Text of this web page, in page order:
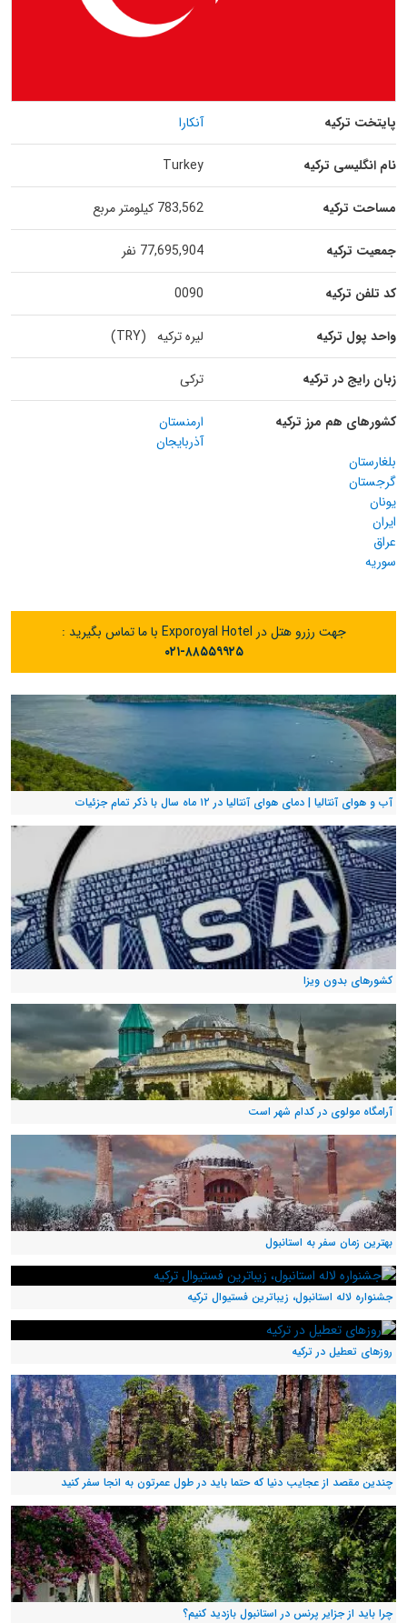
پایتخت ترکیه آنکارا
نام انگلیسی ترکیه Turkey
مساحت ترکیه 783,562 کیلومتر مربع
جمعیت ترکیه 77,695,904 نفر
کد تلفن ترکیه 0090
واحد پول ترکیه لیره ترکیه (TRY)
زبان رایج در ترکیه ترکی
کشورهای هم مرز ترکیه
ارمنستان
آذربایجان
بلغارستان
گرجستان
یونان
ایران
عراق
سوریه
جهت رزرو هتل در Exporoyal Hotel با ما تماس بگیرید :
۰۲۱-۸۸۵۵۹۹۲۵
آب و هوای آنتالیا | دمای هوای آنتالیا در ۱۲ ماه سال با ذکر تمام جزئیات
کشورهای بدون ویزا
آرامگاه مولوی در کدام شهر است
بهترین زمان سفر به استانبول
جشنواره لاله استانبول، زیباترین فستیوال ترکیه
روزهای تعطیل در ترکیه
چندین مقصد از عجایب دنیا که حتما باید در طول عمرتون به انجا سفر کنید
چرا باید از جزایر پرنس در استانبول بازدید کنیم؟